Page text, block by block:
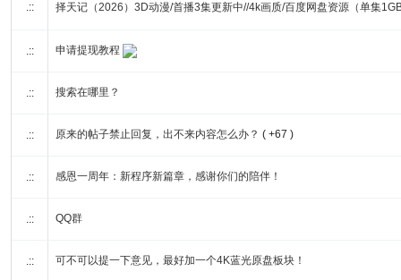
.:: 择天记（2026）3D动漫/首播3集更新中//4k画质/百度网盘资源（单集
.:: 申请提现教程
.:: 搜索在哪里？
.:: 原来的帖子禁止回复，出不来内容怎么办？ ( +67 )
.:: 感恩一周年：新程序新篇章，感谢你们的陪伴！
.:: QQ群
.:: 可不可以提一下意见，最好加一个4K蓝光原盘板块！